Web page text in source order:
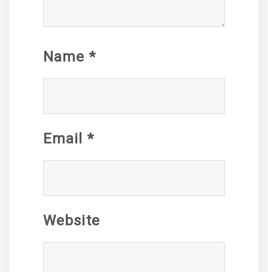
Name *
Email *
Website